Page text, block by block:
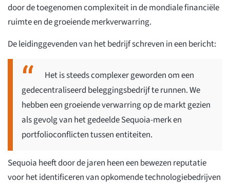
door de toegenomen complexiteit in de mondiale financiële
ruimte en de groeiende merkverwarring.
De leidinggevenden van het bedrijf schreven in een bericht:
Het is steeds complexer geworden om een
gedecentraliseerd beleggingsbedrijf te runnen. We
hebben een groeiende verwarring op de markt gezien
als gevolg van het gedeelde Sequoia-merk en
portfolioconflicten tussen entiteiten.
Sequoia heeft door de jaren heen een bewezen reputatie
voor het identificeren van opkomende technologiebedrijven